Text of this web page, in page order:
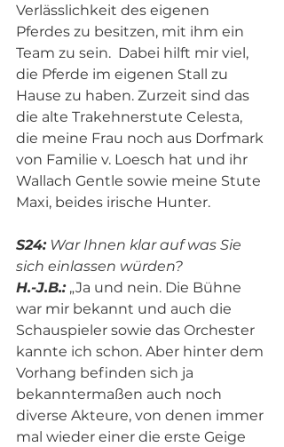
Verlässlichkeit des eigenen
Pferdes zu besitzen, mit ihm ein
Team zu sein.  Dabei hilft mir viel,
die Pferde im eigenen Stall zu
Hause zu haben. Zurzeit sind das
die alte Trakehnerstute Celesta,
die meine Frau noch aus Dorfmark
von Familie v. Loesch hat und ihr
Wallach Gentle sowie meine Stute
Maxi, beides irische Hunter.
S24: War Ihnen klar auf was Sie
sich einlassen würden?
H.-J.B.: „Ja und nein. Die Bühne
war mir bekannt und auch die
Schauspieler sowie das Orchester
kannte ich schon. Aber hinter dem
Vorhang befinden sich ja
bekanntermaßen auch noch
diverse Akteure, von denen immer
mal wieder einer die erste Geige